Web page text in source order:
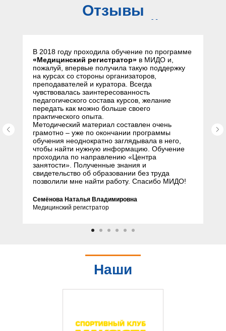
Отзывы
слушателей
В 2018 году проходила обучение по программе
«Медицинский регистратор» в МИДО и,
пожалуй, впервые получила такую поддержку
на курсах со стороны организаторов,
преподавателей и куратора. Всегда
чувствовалась заинтересованность
педагогического состава курсов, желание
передать как можно больше своего
практического опыта.
Методический материал составлен очень
грамотно – уже по окончании программы
обучения неоднократно заглядывала в него,
чтобы найти нужную информацию. Обучение
проходила по направлению «Центра
занятости». Полученные знания и
свидетельство об образовании без труда
позволили мне найти работу. Спасибо МИДО!
Семёнова Наталья Владимировна
Медицинский регистратор
Наши